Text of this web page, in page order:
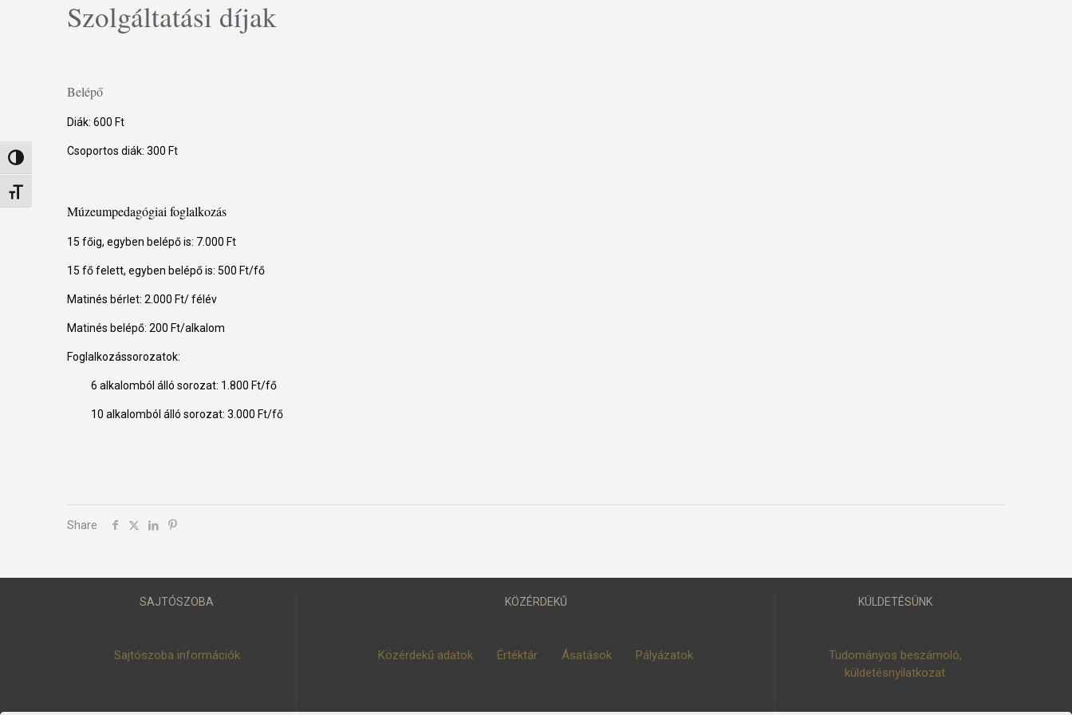
Nagy kontraszt váltása
Betűméret váltása
Szolgáltatási díjak
Belépő
Diák: 600 Ft
Csoportos diák: 300 Ft
Múzeumpedagógiai foglalkozás
15 főig, egyben belépő is: 7.000 Ft
15 fő felett, egyben belépő is: 500 Ft/fő
Matinés bérlet: 2.000 Ft/ félév
Matinés belépő: 200 Ft/alkalom
Foglalkozássorozatok:
6 alkalomból álló sorozat: 1.800 Ft/fő
10 alkalomból álló sorozat: 3.000 Ft/fő
Share
SAJTÓSZOBA
Sajtószoba információk
KÖZÉRDEKŰ
Közérdekű adatok Értéktár Ásatások Pályázatok
KÜLDETÉSÜNK
Tudományos beszámoló,
küldetésnyilatkozat